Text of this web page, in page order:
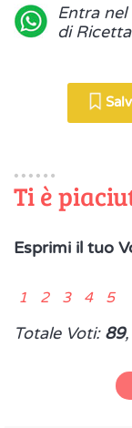
Entra
di
Ti è
Esprimi il tuo
1 2 3 4 5
Totale Voti: 89